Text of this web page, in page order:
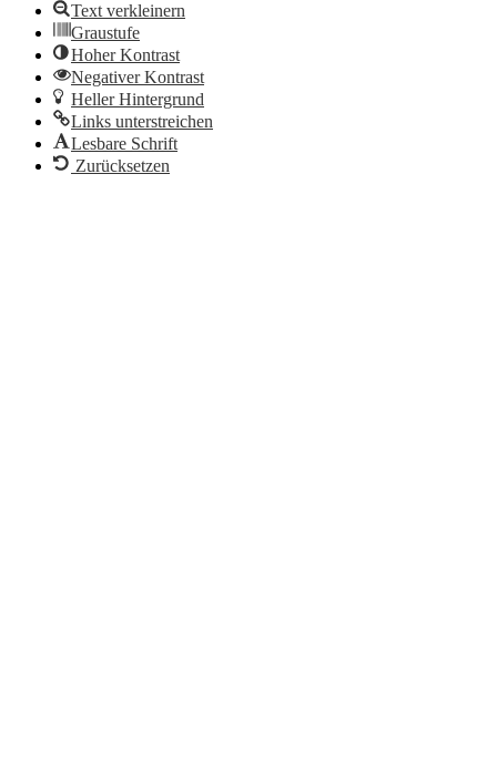
Text verkleinern
Graustufe
Hoher Kontrast
Negativer Kontrast
Heller Hintergrund
Links unterstreichen
Lesbare Schrift
Zurücksetzen